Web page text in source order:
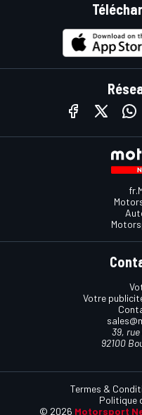
Votre
39, rue
92100
© 2026 Motorsport
Termes &
Politique